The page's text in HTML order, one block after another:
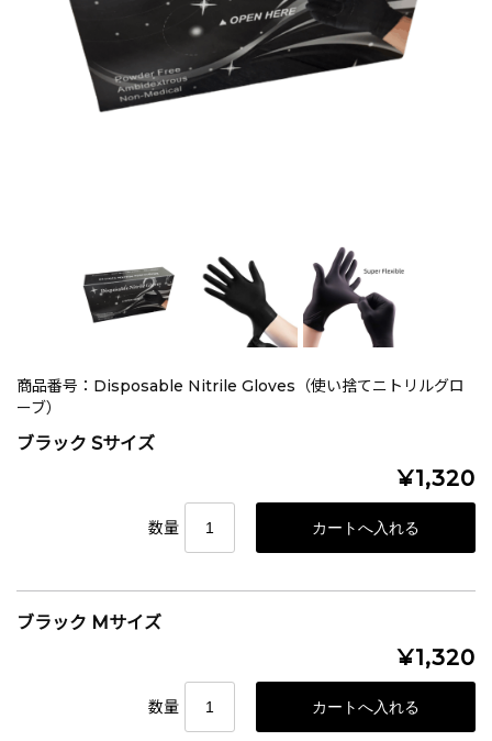
商品番号：Disposable Nitrile Gloves（使い捨てニトリルグロ
ーブ）
ブラック Sサイズ
¥1,320
数量
ブラック Mサイズ
¥1,320
数量